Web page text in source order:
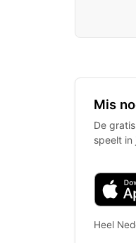
Mis
De
speelt in
Heel